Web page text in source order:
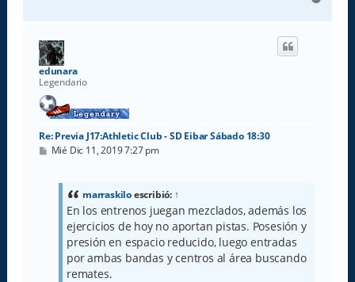
r
edunara
Legendario
Re: Previa J17:Athletic Club - SD Eibar Sábado 18:30
M
Mié Dic 11, 2019 7:27 pm
marraskiloescribió: ↑
En los entrenos juegan mezclados, además los
ejercicios de hoy no aportan pistas. Posesión y
presión en espacio reducido, luego entradas
por ambas bandas y centros al área buscando
remates.